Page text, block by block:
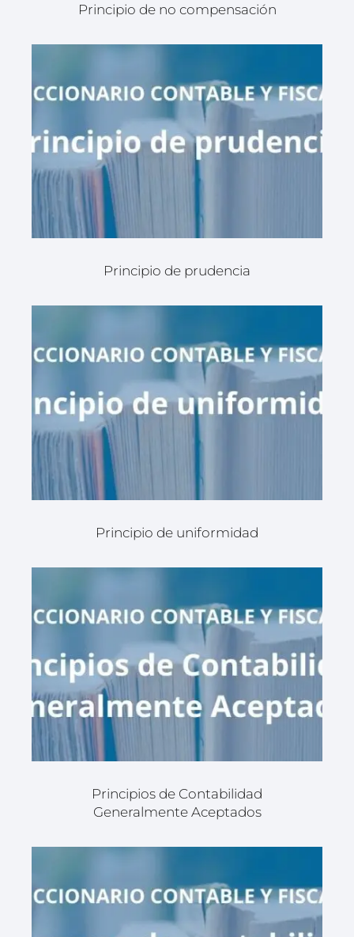
Principio de no compensación
Principio de prudencia
Principio de uniformidad
Principios de Contabilidad
Generalmente Aceptados